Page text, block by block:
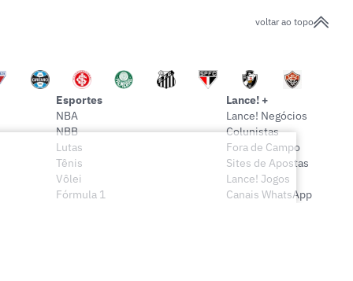
voltar ao topo
Esportes
NBA
NBB
Lutas
Tênis
Vôlei
Fórmula 1
Lance! +
Lance! Negócios
Colunistas
Fora de Campo
Sites de Apostas
Lance! Jogos
Canais WhatsApp